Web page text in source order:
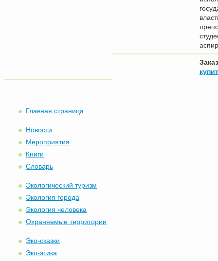
Главная страница
Новости
Мероприятия
Книги
Словарь
Экологический туризм
Экология города
Экология человека
Охраняемые территории
Эко-сказки
Эко-этика